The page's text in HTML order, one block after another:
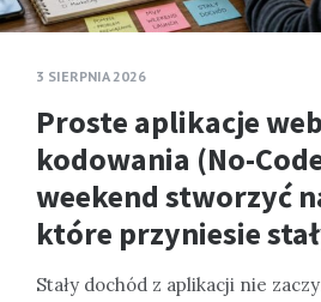
3 SIERPNIA 2026
Proste aplikacje
kodowania (No-
weekend stworzyć
które przyniesie
Stały dochód z aplikacji nie